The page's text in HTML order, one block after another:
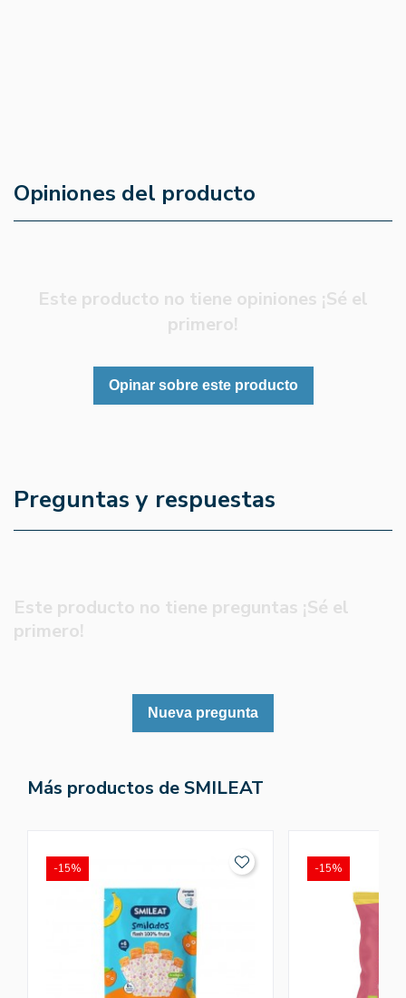
Opiniones del producto
Este producto no tiene opiniones ¡Sé el
primero!
Opinar sobre este producto
Preguntas y respuestas
Este producto no tiene preguntas ¡Sé el
primero!
Nueva pregunta
Más productos de SMILEAT
-15% -15%